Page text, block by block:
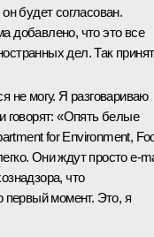
будет согласован.
добавлено, что это все
дел. Так
не могу. Я разговариваю
говорят: «Опять белые
for Environment,
Они ждут просто e-
что
первый момент. Это, я